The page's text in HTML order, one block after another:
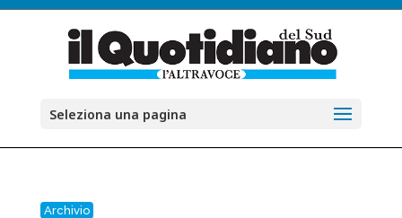
Seleziona una pagina
Archivio